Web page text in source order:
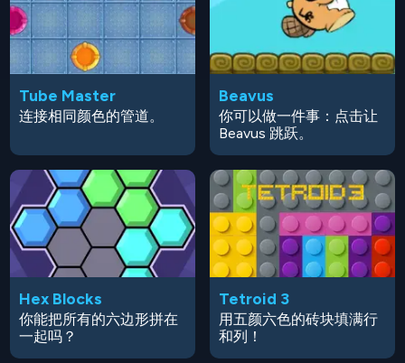
Tube Master
连接相同颜色的管道。
Beavus
你可以做一件事：点击让
Beavus 跳跃。
Hex Blocks
你能把所有的六边形拼在
一起吗？
Tetroid 3
用五颜六色的砖块填满行
和列！